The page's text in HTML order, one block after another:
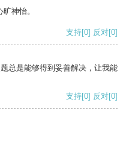
神怡。
支持[0] 反对[0]
总是能够得到妥善解决，让我能
支持[0] 反对[0]